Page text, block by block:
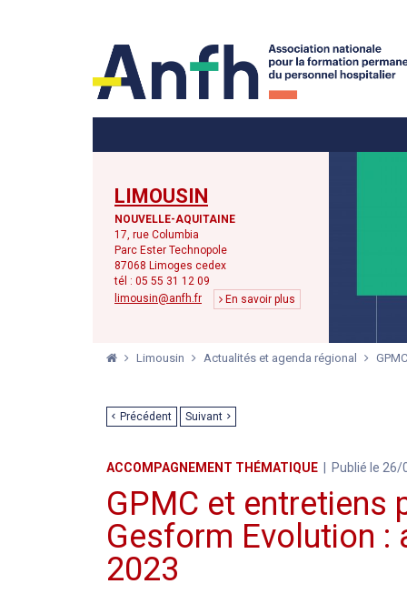
LIMOUSIN
NOUVELLE-AQUITAINE
17, rue Columbia
Parc Ester Technopole
87068 Limoges cedex
tél : 05 55 31 12 09
limousin@anfh.fr
En savoir plus
Limousin Actualités et agenda régional
Précédent Suivant
ACCOMPAGNEMENT THÉMATIQUE Publié le
GPMC et entretiens
Gesform Evolution :
2023